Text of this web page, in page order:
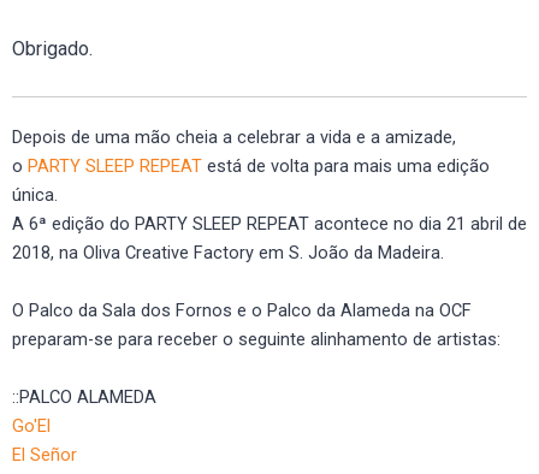
Obrigado.
Depois de uma mão cheia a celebrar a vida e a amizade,
o PARTY SLEEP REPEAT está de volta para mais uma edição
única.
A 6ª edição do PARTY SLEEP REPEAT acontece no dia 21 abril de
2018, na Oliva Creative Factory em S. João da Madeira.
O Palco da Sala dos Fornos e o Palco da Alameda na OCF
preparam-se para receber o seguinte alinhamento de artistas:
::PALCO ALAMEDA
Go'El
El Señor